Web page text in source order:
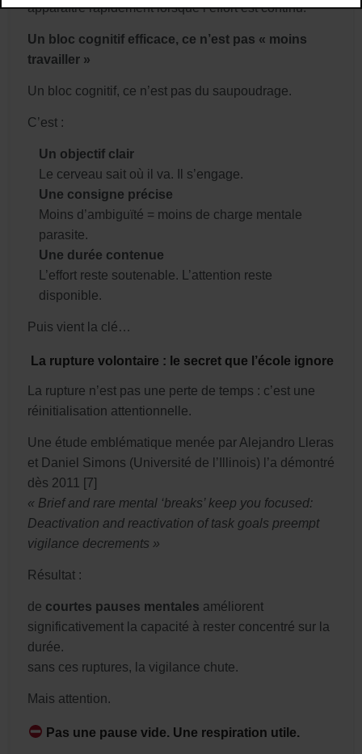
apparaître rapidement lorsque l’effort est continu.
Un bloc cognitif efficace, ce n’est pas « moins
travailler »
Un bloc cognitif, ce n’est pas du saupoudrage.
C’est :
Un objectif clair
Le cerveau sait où il va. Il s’engage.
Une consigne précise
Moins d’ambiguïté = moins de charge mentale
parasite.
Une durée contenue
L’effort reste soutenable. L’attention reste
disponible.
Puis vient la clé…
La rupture volontaire : le secret que l’école ignore
La rupture n’est pas une perte de temps : c’est une
réinitialisation attentionnelle.
Une étude emblématique menée par Alejandro Lleras
et Daniel Simons (Université de l’Illinois) l’a démontré
dès 2011 [7]
« Brief and rare mental ‘breaks’ keep you focused:
Deactivation and reactivation of task goals preempt
vigilance decrements »
Résultat :
de courtes pauses mentales améliorent
significativement la capacité à rester concentré sur la
durée.
sans ces ruptures, la vigilance chute.
Mais attention.
Pas une pause vide. Une respiration utile.